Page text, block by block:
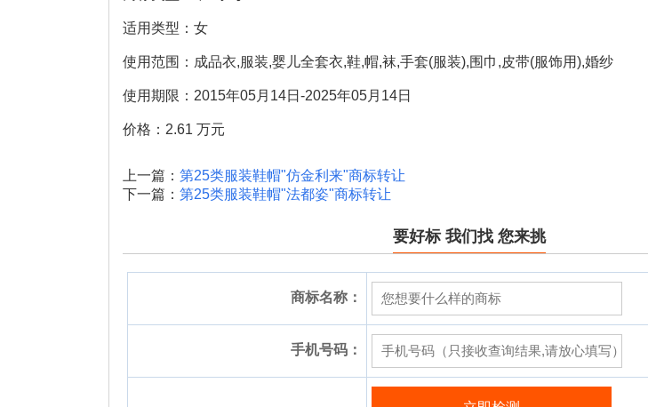
适用类型：女
使用范围：成品衣,服装,婴儿全套衣,鞋,帽,袜,手套(服装),围巾,皮带(服饰用),婚纱
使用期限：2015年05月14日-2025年05月14日
价格：2.61 万元
上一篇： 第25类服装鞋帽"仿金利来"商标转让
下一篇： 第25类服装鞋帽"法都姿"商标转让
要好标 我们找 您来挑
商标名称：
手机号码：